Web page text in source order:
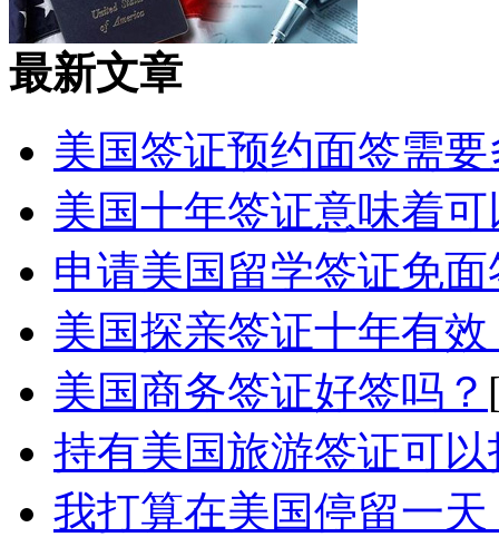
最新文章
美国签证预约面签需
美国十年签证意味着
申请美国留学签证免
美国探亲签证十年有
美国商务签证好签吗？
持有美国旅游签证可
我打算在美国停留一